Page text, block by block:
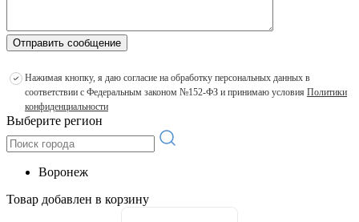
Отправить сообщение
Нажимая кнопку, я даю согласие на обработку персональных данных в
соответствии с Федеральным законом №152-ФЗ и принимаю условия Политики
конфиденциальности
Выберите регион
Воронеж
Товар добавлен в корзину